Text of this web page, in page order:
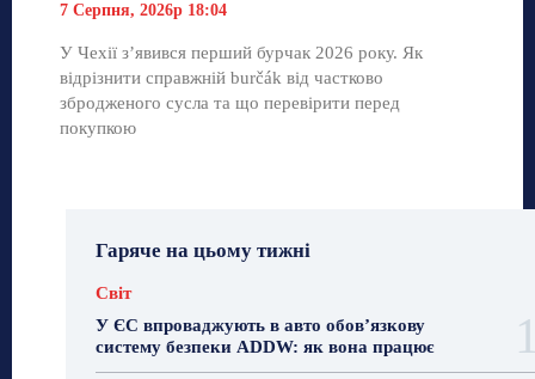
7 Серпня, 2026р 18:04
У Чехії з’явився перший бурчак 2026 року. Як
відрізнити справжній burčák від частково
збродженого сусла та що перевірити перед
покупкою
Гаряче на цьому тижні
Світ
У ЄС впроваджують в авто обов’язкову
систему безпеки ADDW: як вона працює